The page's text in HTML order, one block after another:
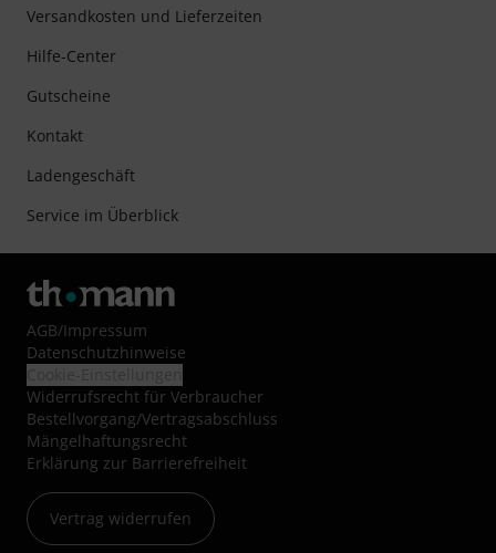
Versandkosten und Lieferzeiten
Hilfe-Center
Gutscheine
Kontakt
Ladengeschäft
Service im Überblick
AGB/Impressum
Datenschutzhinweise
Widerrufsrecht für Verbraucher
Bestellvorgang/Vertragsabschluss
Mängelhaftungsrecht
Erklärung zur Barrierefreiheit
Vertrag widerrufen